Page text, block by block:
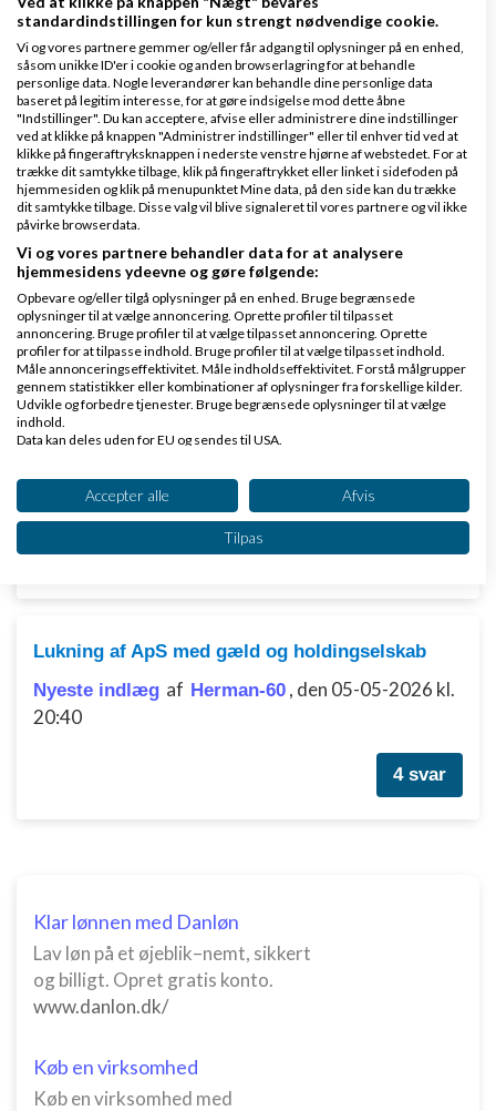
14:10
4 svar
Hvem har ApS til salg
Nyeste indlæg
AllRoundMan
den 21-05-2026
kl. 16:06
2 svar
Kan jeg oprette en dansk virksomhed, hvis jeg
bor fast i udlandet?
2 svar
Lukning af ApS med gæld og holdingselskab
Nyeste indlæg af Herman-60 , den 05-05-2026 kl.
20:40
4 svar
Klar lønnen med Danløn
Lav løn på et øjeblik–nemt, sikkert
og billigt. Opret gratis konto.
www.danlon.dk/
Køb en virksomhed
Køb en virksomhed med
standardindstillingen for kun strengt nødvendige cookie.
Vi og vores partnere gemmer og/eller får adgang til oplysninger på en enhed,
såsom unikke ID'er i cookie og anden browserlagring for at behandle
personlige data. Nogle leverandører kan behandle dine personlige data
baseret på legitim interesse, for at gøre indsigelse mod dette åbne
"Indstillinger". Du kan acceptere, afvise eller administrere dine indstillinger
ved at klikke på knappen "Administrer indstillinger" eller til enhver tid ved at
klikke på fingeraftryksknappen i nederste venstre hjørne af webstedet. For at
trække dit samtykke tilbage, klik på fingeraftrykket eller linket i sidefoden på
hjemmesiden og klik på menupunktet Mine data, på den side kan du trække
dit samtykke tilbage. Disse valg vil blive signaleret til vores partnere og vil ikke
påvirke browserdata.
Vi og vores partnere behandler data for at analysere
hjemmesidens ydeevne og gøre følgende:
Opbevare og/eller tilgå oplysninger på en enhed. Bruge begrænsede
oplysninger til at vælge annoncering. Oprette profiler til tilpasset
annoncering. Bruge profiler til at vælge tilpasset annoncering. Oprette
profiler for at tilpasse indhold. Bruge profiler til at vælge tilpasset indhold.
Måle annonceringseffektivitet. Måle indholdseffektivitet. Forstå målgrupper
gennem statistikker eller kombinationer af oplysninger fra forskellige kilder.
Udvikle og forbedre tjenester. Bruge begrænsede oplysninger til at vælge
indhold.
Data kan deles uden for EU og sendes til USA.
Se partnerliste (2 IAB-leverandører)
Vi bruger dine data til følgende formål:
IAB's behandlingsformål:
Bruge begrænsede oplysninger til at vælge
annoncering
Oprette profiler til tilpasset annoncering
Måle annonceringseffektivitet
Måle indholdseffektivitet
Forstå målgrupper gennem statistikker eller
Udvikle og forbedre tjenester
Accepter alle Afvis
Tilpas